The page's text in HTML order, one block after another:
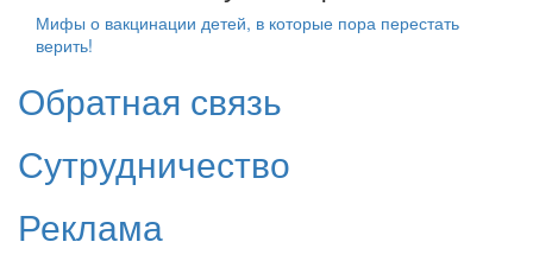
Мифы о вакцинации детей, в которые пора перестать
верить!
Обратная связь
Сутрудничество
Реклама